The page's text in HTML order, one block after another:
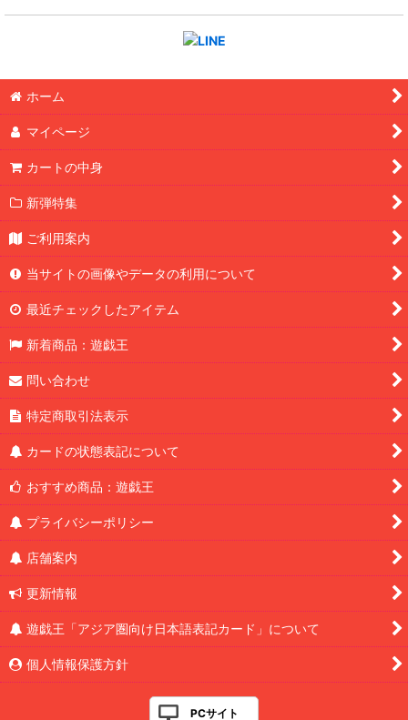
ホーム
マイページ
カートの中身
新弾特集
ご利用案内
当サイトの画像やデータの利用について
最近チェックしたアイテム
新着商品：遊戯王
問い合わせ
特定商取引法表示
カードの状態表記について
おすすめ商品：遊戯王
プライバシーポリシー
店舗案内
更新情報
遊戯王「アジア圏向け日本語表記カード」について
個人情報保護方針
PCサイト